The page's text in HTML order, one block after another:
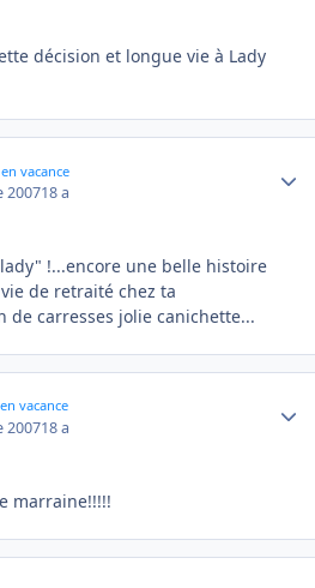
décision et longue vie à Lady
vacance
200718 a
!...encore une belle histoire
de retraité chez ta
de carresses jolie canichette...
vacance
200718 a
marraine!!!!!